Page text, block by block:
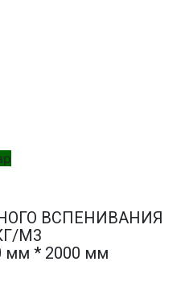
ВСПЕНИВАНИЯ
М3
мм * 2000 мм